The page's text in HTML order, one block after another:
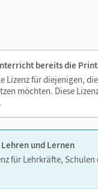
Sie sind
Sie das
Suchen!
bereits die
Lizenz für diejenigen,
möchten. Diese
und Lernen
für Lehrkräfte,